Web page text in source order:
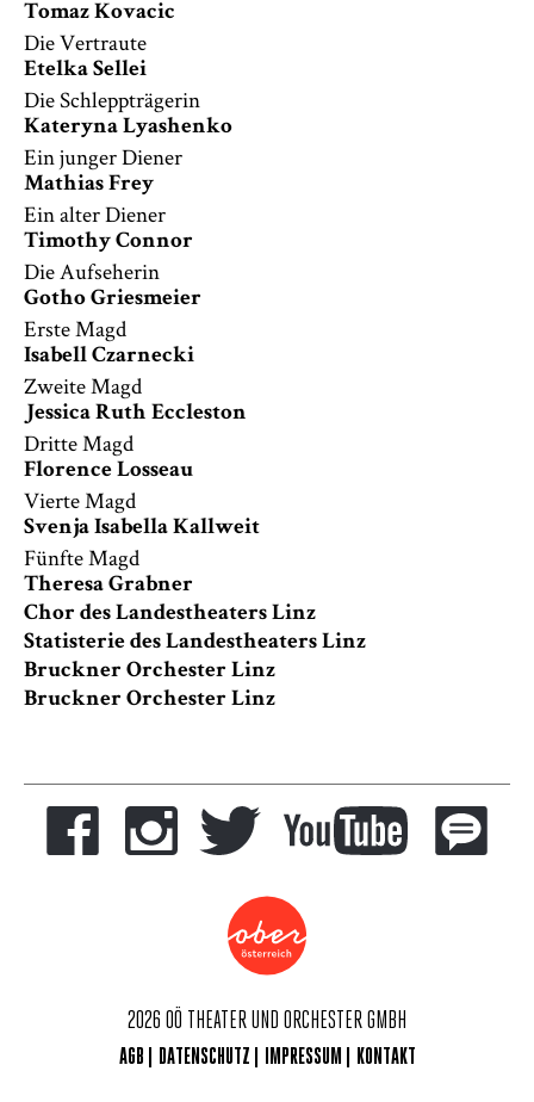
Tomaz Kovacic
Die Vertraute
Etelka Sellei
Die Schleppträgerin
Kateryna Lyashenko
Ein junger Diener
Mathias Frey
Ein alter Diener
Timothy Connor
Die Aufseherin
Gotho Griesmeier
Erste Magd
Isabell Czarnecki
Zweite Magd
Jessica Ruth Eccleston
Dritte Magd
Florence Losseau
Vierte Magd
Svenja Isabella Kallweit
Fünfte Magd
Theresa Grabner
Chor des Landestheaters Linz
Statisterie des Landestheaters Linz
Bruckner Orchester Linz
Bruckner Orchester Linz
2026 OÖ THEATER UND ORCHESTER GMBH
AGB DATENSCHUTZ IMPRESSUM KONTAKT